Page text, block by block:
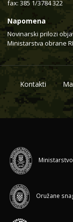
fax: 385 1/3784 322
Napomena
Novinarski prilozi
Ministarstva obrane
Kontakti
Oružane